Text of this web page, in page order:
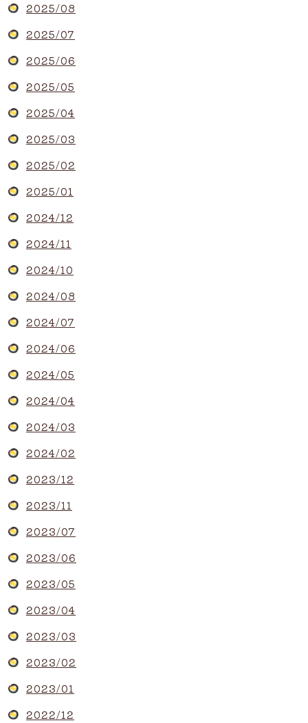
2025/08
2025/07
2025/06
2025/05
2025/04
2025/03
2025/02
2025/01
2024/12
2024/11
2024/10
2024/08
2024/07
2024/06
2024/05
2024/04
2024/03
2024/02
2023/12
2023/11
2023/07
2023/06
2023/05
2023/04
2023/03
2023/02
2023/01
2022/12